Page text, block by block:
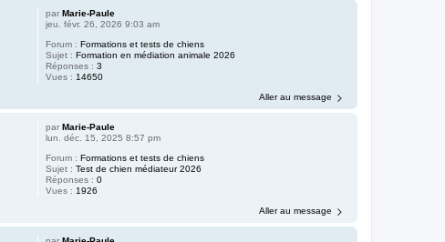
parMarie-Paule
jeu. févr. 26, 2026 9:03 am
Forum :Formations et tests de chiens
Sujet :Formation en médiation animale 2026
Réponses :3
Vues : 14650
Aller au message
parMarie-Paule
lun. déc. 15, 2025 8:57 pm
Forum :Formations et tests de chiens
Sujet :Test de chien médiateur 2026
Réponses :0
Vues : 1926
Aller au message